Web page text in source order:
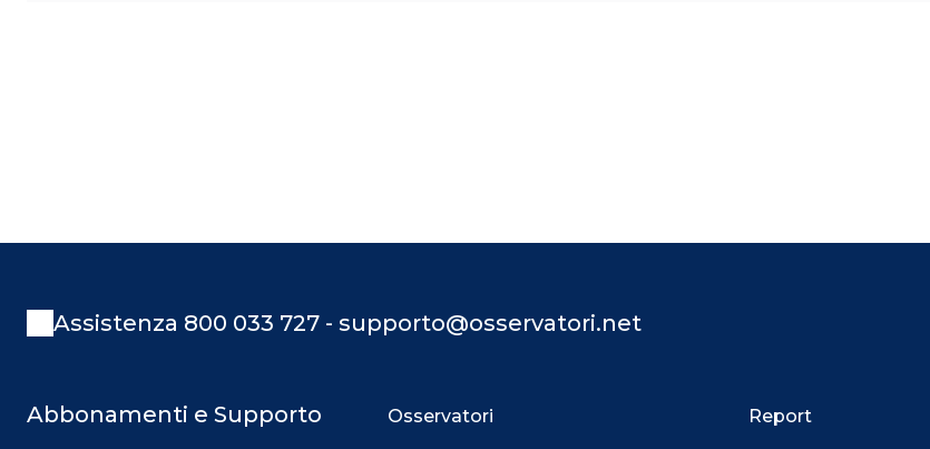
Assistenza 800 033 727 - supporto@osservatori.net
Abbonamenti e Supporto Osservatori Report